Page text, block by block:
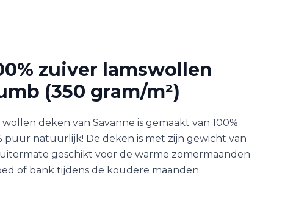
zuiver lamswollen
(350 gram/m²)
deken van Savanne is gemaakt van 100%
puur natuurlijk! De deken is met zijn gewicht van
geschikt voor de warme zomermaanden
of bank tijdens de koudere maanden.